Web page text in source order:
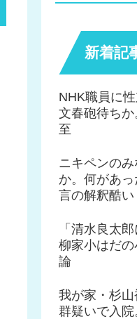
新着記
NHK職員に
文春砲待ち
至
ニキペンの
か。何があ
言の解釈酷い
「清水良太
柳家小はだ
論
我が家・杉
群疑いで入